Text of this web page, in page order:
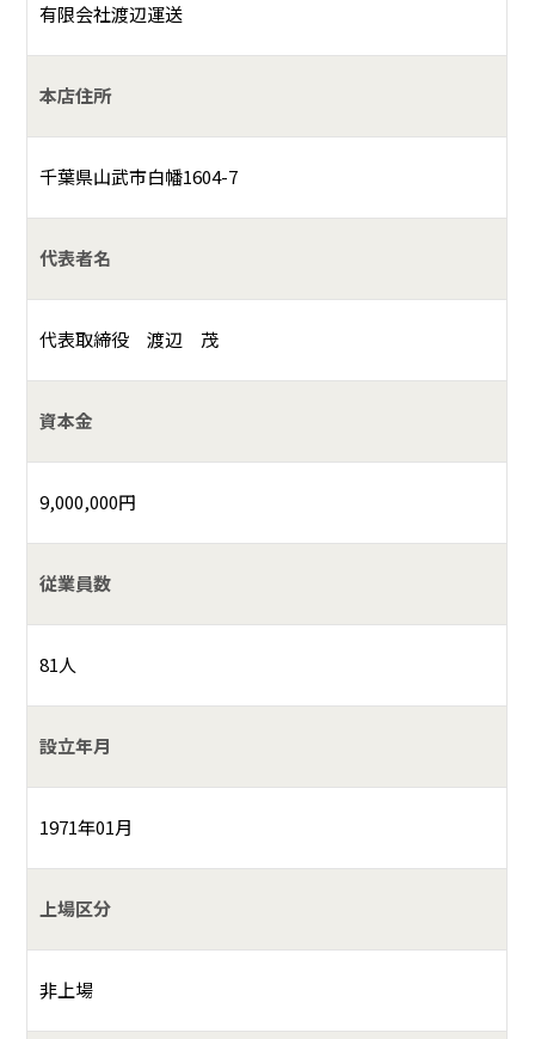
有限会社渡辺運送
本店住所
千葉県山武市白幡1604-7
代表者名
代表取締役 渡辺 茂
資本金
9,000,000円
従業員数
81人
設立年月
1971年01月
上場区分
非上場